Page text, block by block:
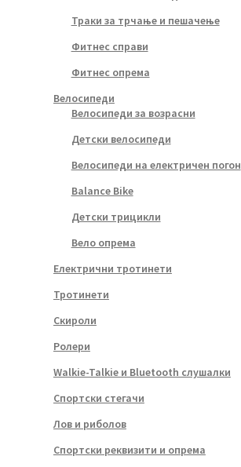
Траки за трчање и пешачење
Фитнес справи
Фитнес опрема
Велосипеди
Велосипеди за возрасни
Детски велосипеди
Велосипеди на електричен погон
Balance Bike
Детски трицикли
Вело опрема
Електрични тротинети
Тротинети
Скироли
Ролери
Walkie-Talkie и Bluetooth слушалки
Спортски стегачи
Лов и риболов
Спортски реквизити и опрема